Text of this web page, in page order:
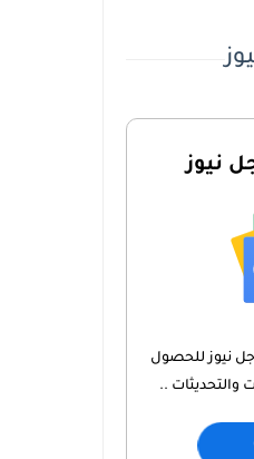
نيوز
نيوز للحصول
والتحديثات ..